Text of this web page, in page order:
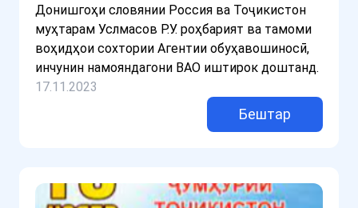
Донишгоҳи словянии Россия ва Тоҷикистон
муҳтарам Услмасов Р.У. роҳбарият ва тамоми
воҳидҳои сохтории Агентии обуҳавошиносӣ,
инчунин намояндагони ВАО иштирок доштанд.
17.11.2023
Бештар